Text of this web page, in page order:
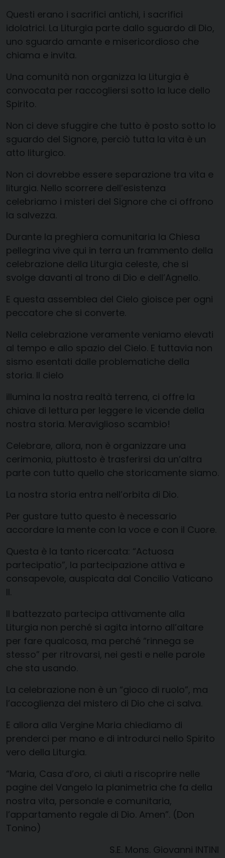
Questi erano i sacrifici antichi, i sacrifici
idolatrici. La Liturgia parte dallo sguardo di Dio,
uno sguardo amante e misericordioso che
chiama e invita.
Una comunità non organizza la Liturgia è
convocata per raccogliersi sotto la luce dello
Spirito.
Non ci deve sfuggire che tutto è posto sotto lo
sguardo del Signore, perciò tutta la vita è un
atto liturgico.
Non ci dovrebbe essere separazione tra vita e
liturgia. Nello scorrere dell’esistenza
celebriamo i misteri del Signore che ci offrono
la salvezza.
Durante la preghiera comunitaria la Chiesa
pellegrina vive qui in terra un frammento della
celebrazione della Liturgia celeste, che si
svolge davanti al trono di Dio e dell’Agnello.
E questa assemblea del Cielo gioisce per ogni
peccatore che si converte.
Nella celebrazione veramente veniamo elevati
al tempo e allo spazio del Cielo. E tuttavia non
sismo esentati dalle problematiche della
storia. Il cielo
illumina la nostra realtà terrena, ci offre la
chiave di lettura per leggere le vicende della
nostra storia. Meraviglioso scambio!
Celebrare, allora, non è organizzare una
cerimonia, piuttosto è trasferirsi da un’altra
parte con tutto quello che storicamente siamo.
La nostra storia entra nell’orbita di Dio.
Per gustare tutto questo è necessario
accordare la mente con la voce e con il Cuore.
Questa è la tanto ricercata: “Actuosa
partecipatio”, la partecipazione attiva e
consapevole, auspicata dal Concilio Vaticano
II.
Il battezzato partecipa attivamente alla
Liturgia non perché si agita intorno all’altare
per fare qualcosa, ma perché “rinnega se
stesso” per ritrovarsi, nei gesti e nelle parole
che sta usando.
La celebrazione non è un “gioco di ruolo”, ma
l’accoglienza del mistero di Dio che ci salva.
E allora alla Vergine Maria chiediamo di
prenderci per mano e di introdurci nello Spirito
vero della Liturgia.
“Maria, Casa d’oro, ci aiuti a riscoprire nelle
pagine del Vangelo la planimetria che fa della
nostra vita, personale e comunitaria,
l’appartamento regale di Dio. Amen”. (Don
Tonino)
S.E. Mons. Giovanni INTINI